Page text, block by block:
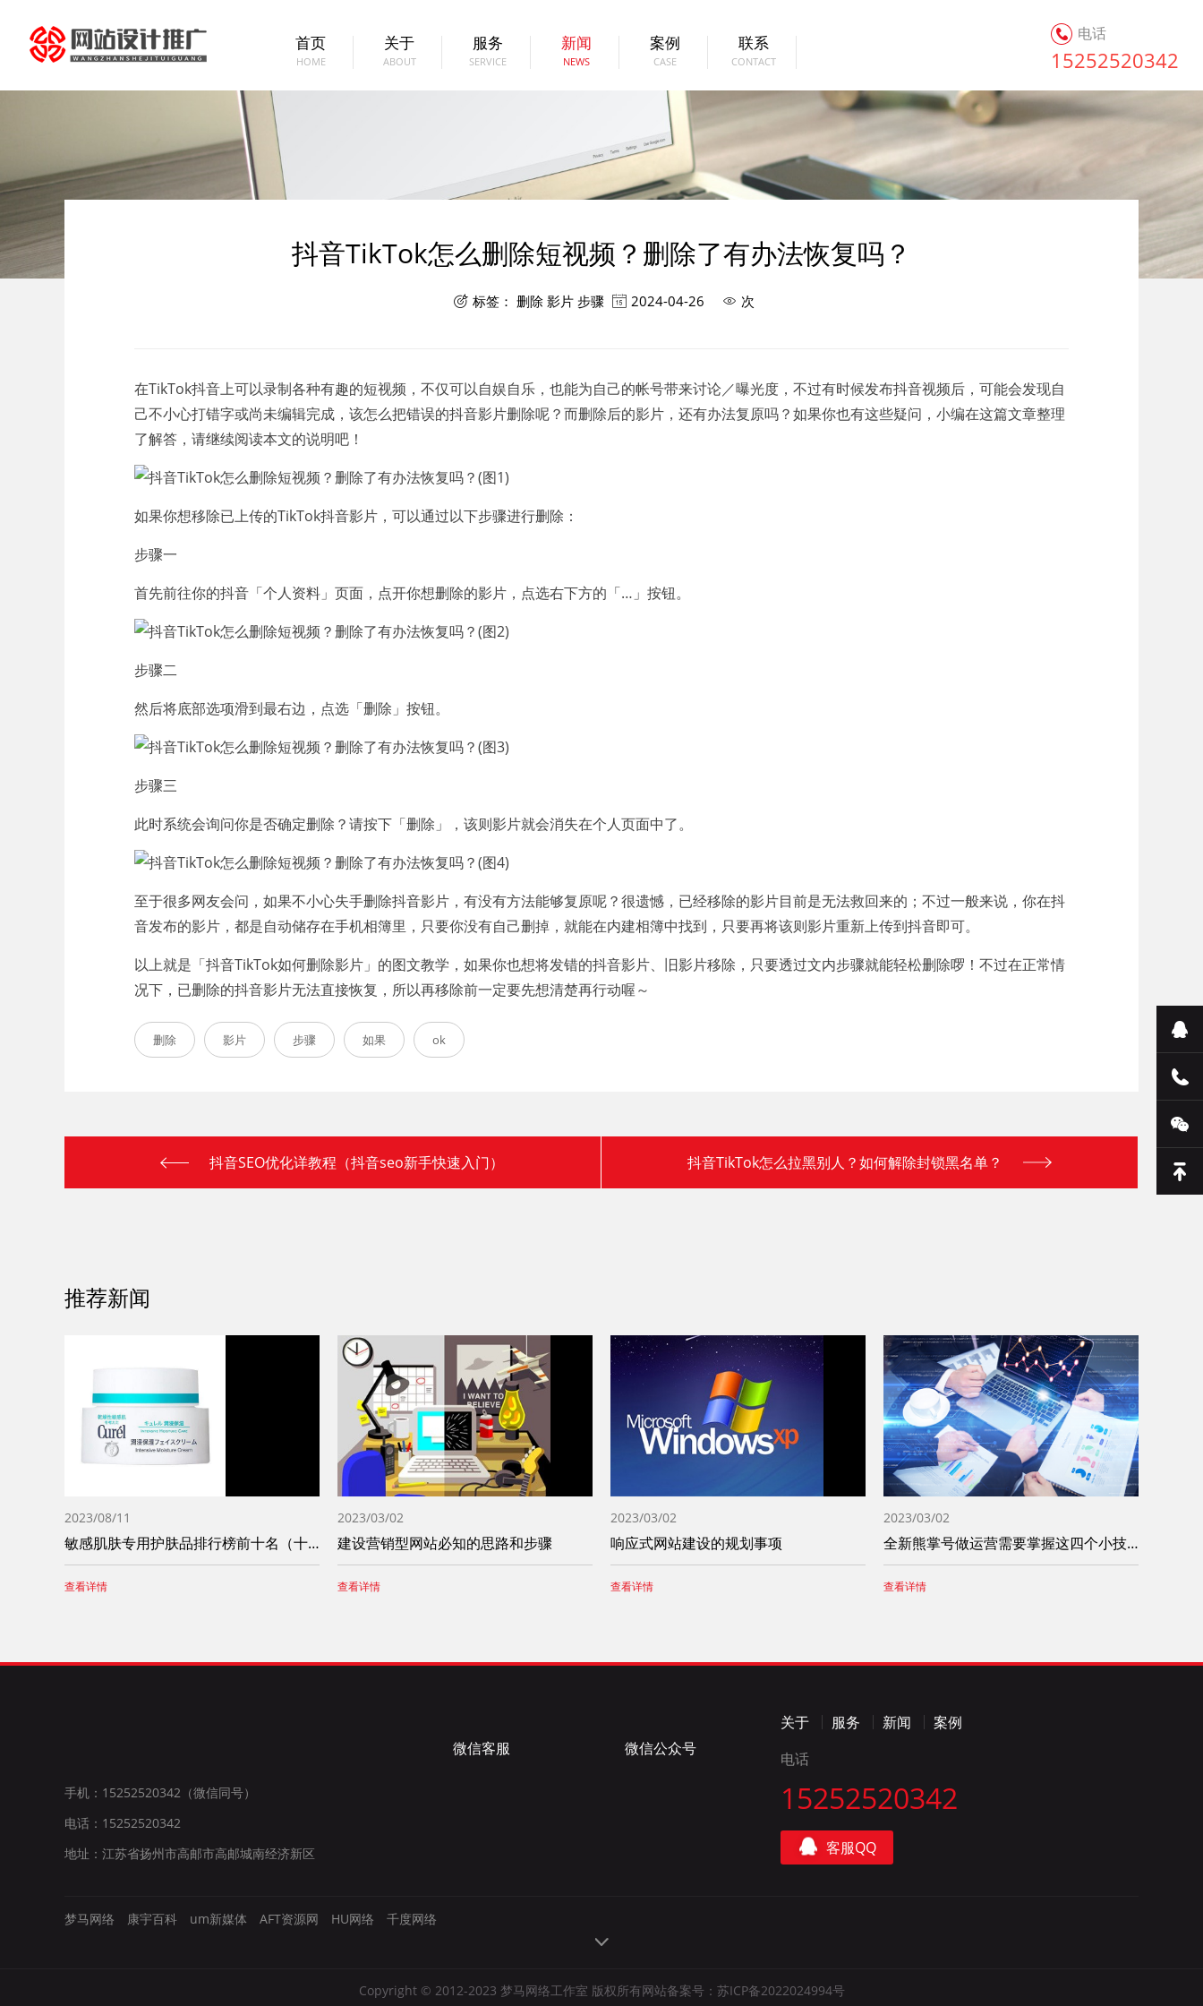
首页
HOME
关于
ABOUT
服务
SERVICE
新闻
NEWS
案例
CASE
联系
CONTACT
电话
15252520342
抖音TikTok怎么删除短视频？删除了有办法恢复吗？
 标签： 删除 影片 步骤  2024-04-26  次
在TikTok抖音上可以录制各种有趣的短视频，不仅可以自娱自乐，也能为自己的帐号带来讨论／曝光度，不过有时候发布抖音视频后，可能会发现自
己不小心打错字或尚未编辑完成，该怎么把错误的抖音影片删除呢？而删除后的影片，还有办法复原吗？如果你也有这些疑问，小编在这篇文章整理
了解答，请继续阅读本文的说明吧！
如果你想移除已上传的TikTok抖音影片，可以通过以下步骤进行删除：
步骤一
首先前往你的抖音「个人资料」页面，点开你想删除的影片，点选右下方的「…」按钮。
步骤二
然后将底部选项滑到最右边，点选「删除」按钮。
步骤三
此时系统会询问你是否确定删除？请按下「删除」，该则影片就会消失在个人页面中了。
至于很多网友会问，如果不小心失手删除抖音影片，有没有方法能够复原呢？很遗憾，已经移除的影片目前是无法救回来的；不过一般来说，你在抖
音发布的影片，都是自动储存在手机相簿里，只要你没有自己删掉，就能在内建相簿中找到，只要再将该则影片重新上传到抖音即可。
以上就是「抖音TikTok如何删除影片」的图文教学，如果你也想将发错的抖音影片、旧影片移除，只要透过文内步骤就能轻松删除啰！不过在正常情
况下，已删除的抖音影片无法直接恢复，所以再移除前一定要先想清楚再行动喔～
删除 影片 步骤 如果 ok
抖音SEO优化详教程（抖音seo新手快速入门） 抖音TikTok怎么拉黑别人？如何解除封锁黑名单？
推荐新闻
2023/08/11
敏感肌肤专用护肤品排行榜前十名（十大敏感
查看详情
2023/03/02
建设营销型网站必知的思路和步骤
查看详情
2023/03/02
响应式网站建设的规划事项
查看详情
2023/03/02
全新熊掌号做运营需要掌握这四个小技巧
查看详情
手机：15252520342（微信同号）
电话：15252520342
地址：江苏省扬州市高邮市高邮城南经济新区
微信客服 微信公众号
关于 服务 新闻
案例
电话
15252520342
客服QQ
梦马网络 康宇百科 um新媒体 AFT资源网 HU网络 千度网络
Copyright © 2012-2023 梦马网络工作室 版权所有网站备案号： 苏ICP备2022024994号